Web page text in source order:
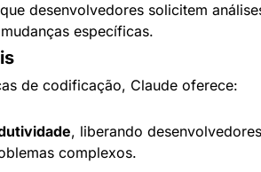
desenvolvedores solicitem
específicas.
de codificação, Claude oferece:
, liberando desenvolvedores
complexos.